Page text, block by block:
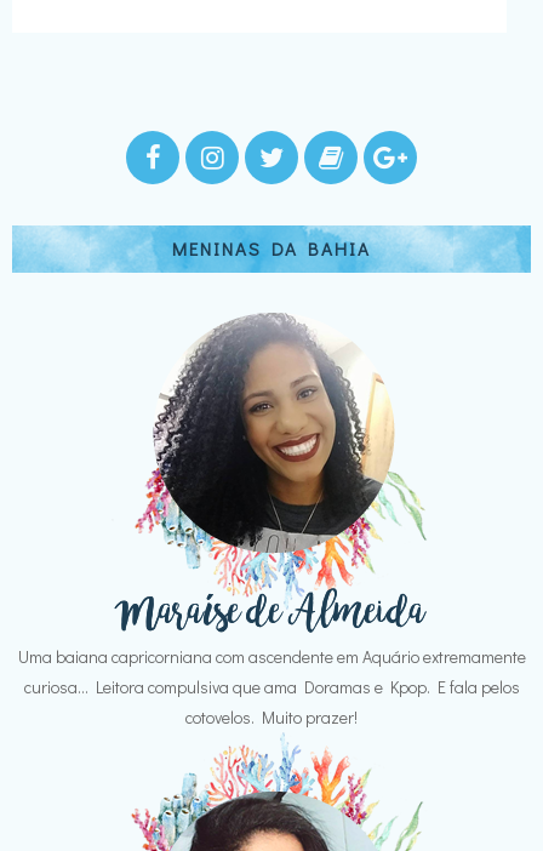
MENINAS DA BAHIA
Uma baiana capricorniana com ascendente em Aquário extremamente
curiosa... Leitora compulsiva que ama Doramas e Kpop. E fala pelos
cotovelos. Muito prazer!